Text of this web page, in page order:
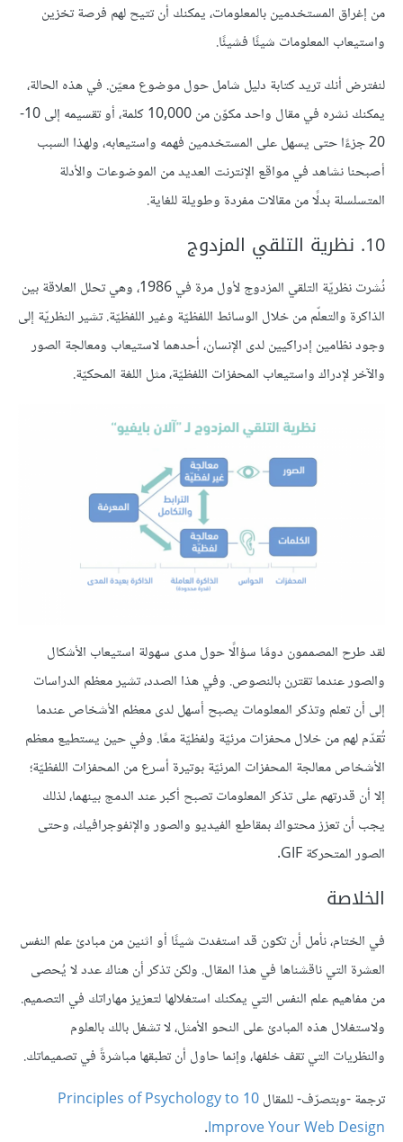
من إغراق المستخدمين بالمعلومات، يمكنك أن تتيح لهم فرصة تخزين
واستيعاب المعلومات شيئًا فشيئًا.
لنفترض أنك تريد كتابة دليل شامل حول موضوع معيّن. في هذه الحالة،
يمكنك نشره في مقال واحد مكوّن من 10,000 كلمة، أو تقسيمه إلى 10-
20 جزءًا حتى يسهل على المستخدمين فهمه واستيعابه، ولهذا السبب
أصبحنا نشاهد في مواقع الإنترنت العديد من الموضوعات والأدلة
المتسلسلة بدلًا من مقالات مفردة وطويلة للغاية.
10. نظرية التلقي المزدوج
نُشرت نظريّة التلقي المزدوج لأول مرة في 1986، وهي تحلل العلاقة بين
الذاكرة والتعلّم من خلال الوسائط اللفظيّة وغير اللفظيّة. تشير النظريّة إلى
وجود نظامين إدراكيين لدى الإنسان، أحدهما لاستيعاب ومعالجة الصور
والآخر لإدراك واستيعاب المحفزات اللفظيّة، مثل اللغة المحكيّة.
لقد طرح المصممون دومًا سؤالًا حول مدى سهولة استيعاب الأشكال
والصور عندما تقترن بالنصوص. وفي هذا الصدد، تشير معظم الدراسات
إلى أن تعلم وتذكر المعلومات يصبح أسهل لدى معظم الأشخاص عندما
تُقدّم لهم من خلال محفزات مرئيّة ولفظيّة معًا. وفي حين يستطيع معظم
الأشخاص معالجة المحفزات المرئيّة بوتيرة أسرع من المحفزات اللفظيّة؛
إلا أن قدرتهم على تذكر المعلومات تصبح أكبر عند الدمج بينهما، لذلك
يجب أن تعزز محتواك بمقاطع الفيديو والصور والإنفوجرافيك، وحتى
الصور المتحركة GIF.
الخلاصة
في الختام، نأمل أن تكون قد استفدت شيئًا أو اثنين من مبادئ علم النفس
العشرة التي ناقشناها في هذا المقال. ولكن تذكر أن هناك عدد لا يُحصى
من مفاهيم علم النفس التي يمكنك استغلالها لتعزيز مهاراتك في التصميم.
ولاستغلال هذه المبادئ على النحو الأمثل، لا تشغل بالك بالعلوم
والنظريات التي تقف خلفها، وإنما حاول أن تطبقها مباشرةً في تصميماتك.
ترجمة -وبتصرّف- للمقال
10 Principles of Psychology to
Improve Your Web Design
.